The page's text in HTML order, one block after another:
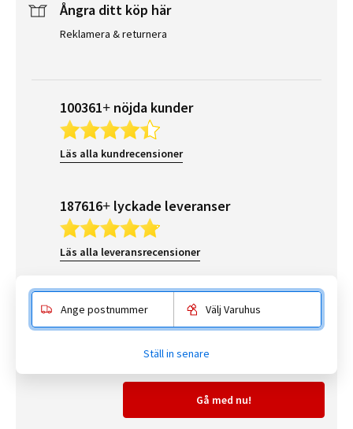
Ångra ditt köp här
Reklamera & returnera
100361+ nöjda kunder
Läs alla kundrecensioner
187616+ lyckade leveranser
Läs alla leveransrecensioner
Gå med i BAUHAUS Premium
och inspiration
Gå med nu!
Ange postnummer Välj Varuhus
Ställ in senare